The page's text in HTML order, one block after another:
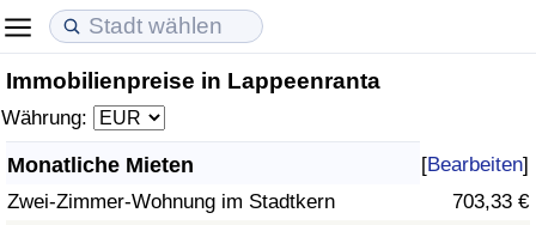
Immobilienpreise in Lappeenranta
Währung:
Monatliche Mieten [Bearbeiten]
Zwei-Zimmer-Wohnung im Stadtkern
703,33 €
Lebenshaltungskosten
Lebenshaltungskosten-Index (aktuell)
Lebenshaltungskosten-Index
Immobilienpreise
Immobilienpreis-Index (aktuell)
Immobilienpreis-Index
Lebensqualität
Lebensqualität-Index
Lebensqualität-Index (aktuell)